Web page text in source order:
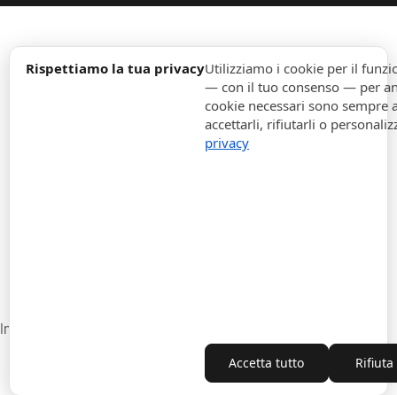
Rispettiamo la tua privacyUtilizziamo i cookie per il
— con il tuo consenso — per
cookie necessari sono
accettarli, rifiutarli o
privacy
Accetta tutto
expand_more
expand_more
Impostazioni cookie
Recesso dal contratto
Copyright © 2010-2026 ITALPOUF®